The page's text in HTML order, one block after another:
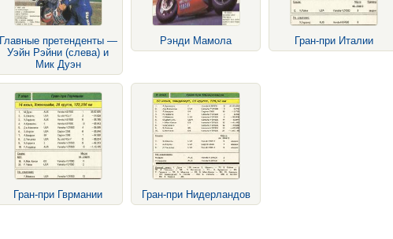
Главные претенденты —
Уэйн Рэйни (слева) и
Мик Дуэн
Рэнди Мамола Гран-при Италии
Гран-при Гврмании Гран-при Нидерландов